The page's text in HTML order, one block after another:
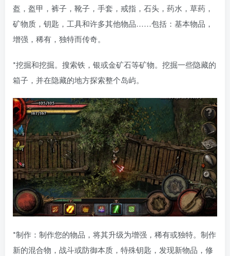
盔，盔甲，裤子，靴子，手套，戒指，石头，药水，草药，
矿物质，钥匙，工具和许多其他物品……包括：基本物品，
增强，稀有，独特而传奇。
*挖掘和挖掘。搜索铁，银或金矿石等矿物。挖掘一些隐藏的
箱子，并在隐藏的地方探索整个岛屿。
*制作：制作您的物品，将其升级为增强，稀有或独特。制作
新的混合物，战斗或防御本质，特殊钥匙，发现新物品，修